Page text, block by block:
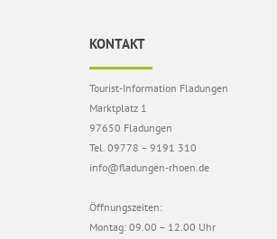
KONTAKT
Tourist-Information Fladungen
Marktplatz 1
97650 Fladungen
Tel. 09778 – 9191 310
info@fladungen-rhoen.de
Öffnungszeiten:
Montag: 09.00 – 12.00 Uhr